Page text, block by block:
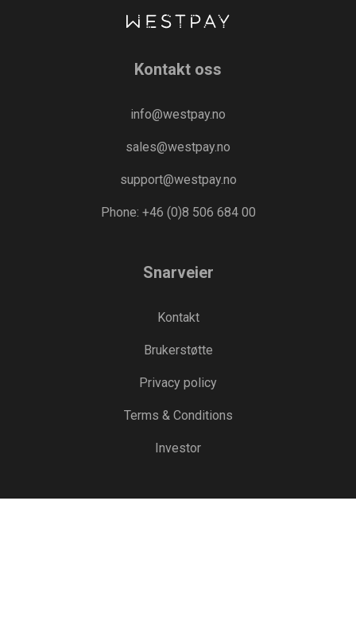
Kontakt oss
info@westpay.no
sales@westpay.no
support@westpay.no
Phone: +46 (0)8 506 684 00
Snarveier
Kontakt
Brukerstøtte
Privacy policy
Terms & Conditions
Investor